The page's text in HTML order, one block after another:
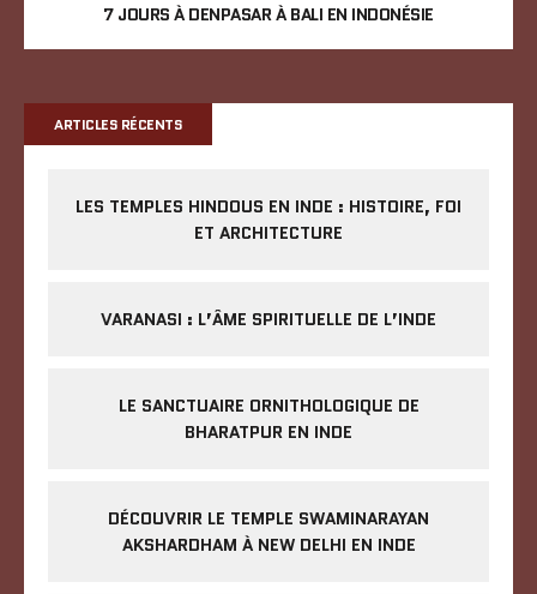
7 JOURS À DENPASAR À BALI EN INDONÉSIE
ARTICLES RÉCENTS
LES TEMPLES HINDOUS EN INDE : HISTOIRE, FOI
ET ARCHITECTURE
VARANASI : L’ÂME SPIRITUELLE DE L’INDE
LE SANCTUAIRE ORNITHOLOGIQUE DE
BHARATPUR EN INDE
DÉCOUVRIR LE TEMPLE SWAMINARAYAN
AKSHARDHAM À NEW DELHI EN INDE